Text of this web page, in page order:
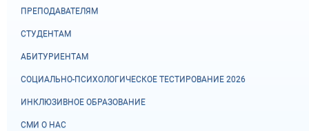
ПРЕПОДАВАТЕЛЯМ
СТУДЕНТАМ
АБИТУРИЕНТАМ
СОЦИАЛЬНО-ПСИХОЛОГИЧЕСКОЕ ТЕСТИРОВАНИЕ 2026
ИНКЛЮЗИВНОЕ ОБРАЗОВАНИЕ
СМИ О НАС